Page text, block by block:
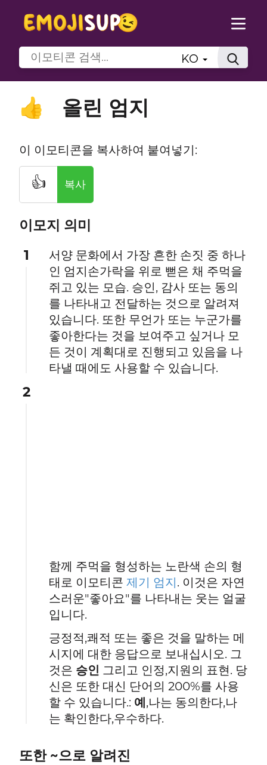
KO
👍 올린 엄지
이 이모티콘을 복사하여 붙여넣기:
👍 복사
이모지 의미
1
서양 문화에서 가장 흔한 손짓 중 하나
인 엄지손가락을 위로 뻗은 채 주먹을
쥐고 있는 모습. 승인, 감사 또는 동의
를 나타내고 전달하는 것으로 알려져
있습니다. 또한 무언가 또는 누군가를
좋아한다는 것을 보여주고 싶거나 모
든 것이 계획대로 진행되고 있음을 나
타낼 때에도 사용할 수 있습니다.
2
함께 주먹을 형성하는 노란색 손의 형
태로 이모티콘제기 엄지. 이것은 자연
스러운"좋아요"를 나타내는 웃는 얼굴
입니다.
긍정적,쾌적 또는 좋은 것을 말하는 메
시지에 대한 응답으로 보내십시오. 그
것은 승인 그리고 인정,지원의 표현. 당
신은 또한 대신 단어의 200%를 사용
할 수 있습니다.: 예,나는 동의한다,나
는 확인한다,우수하다.
또한 ~으로 알려진